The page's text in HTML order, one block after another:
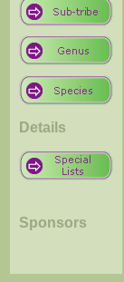
Details
Sponsors